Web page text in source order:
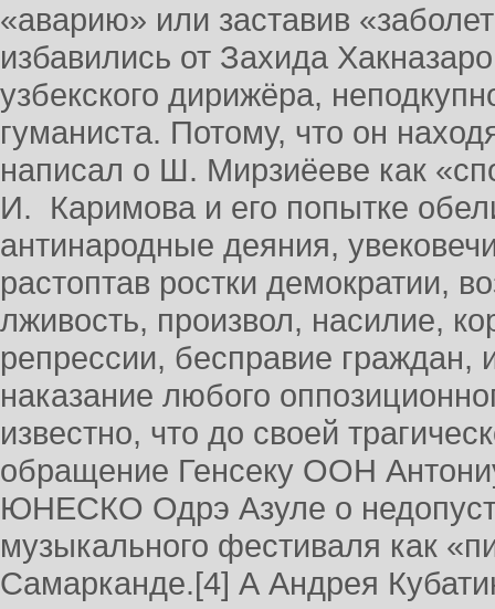
«аварию» или заставив
избавились от Захида
узбекского дирижёра,
гуманиста. Потому, что он
написал о Ш. Мирзиёеве как
И. Каримова и его попытке
антинародные деяния,
растоптав ростки демократии,
лживость, произвол, насилие,
репрессии, бесправие граждан,
наказание любого
известно, что до своей
обращение Генсеку ООН
ЮНЕСКО Одрэ Азуле о
музыкального фестиваля как
Самарканде.[4] А Андрея